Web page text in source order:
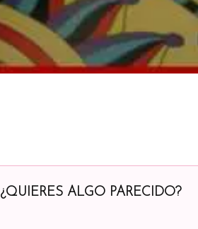
¿QUIERES ALGO PARECIDO?